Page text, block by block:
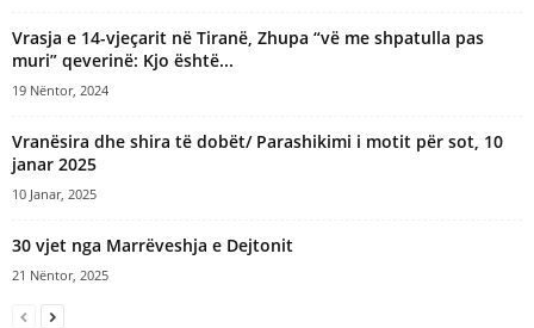
Vrasja e 14-vjeçarit në Tiranë, Zhupa “vë me shpatulla pas
muri” qeverinë: Kjo është...
19 Nëntor, 2024
Vranësira dhe shira të dobët/ Parashikimi i motit për sot, 10
janar 2025
10 Janar, 2025
30 vjet nga Marrëveshja e Dejtonit
21 Nëntor, 2025